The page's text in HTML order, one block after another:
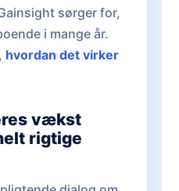
sørger for,
i mange år.
hvordan det virker
vækst
rigtige